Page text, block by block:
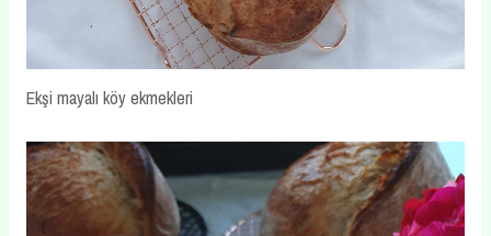
Ekşi mayalı köy ekmekleri